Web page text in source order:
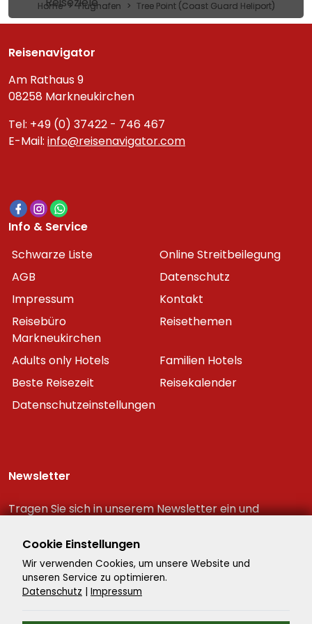
Home Flughafen Tree Point (Coast Guard Heliport)
Reisenavigator
Am Rathaus 9
08258 Markneukirchen
Tel: +49 (0) 37422 - 746 467
E-Mail: info@reisenavigator.com
Info & Service
Schwarze Liste
Online Streitbeilegung
AGB
Datenschutz
Impressum
Kontakt
Reisebüro
Markneukirchen
Reisethemen
Adults only Hotels
Familien Hotels
Beste Reisezeit
Reisekalender
Datenschutzeinstellungen
Newsletter
Tragen Sie sich in unserem Newsletter ein und
Reiseschnäppchen!
Cookie Einstellungen
Wir verwenden Cookies, um unsere Website und
unseren Service zu optimieren.
Datenschutz | Impressum